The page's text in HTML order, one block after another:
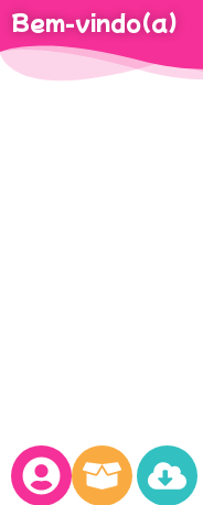
Bem-vindo(a)